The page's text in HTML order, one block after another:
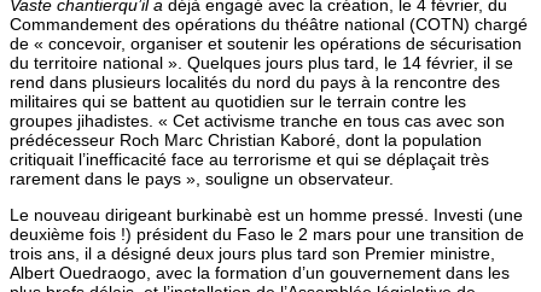
Vaste chantierqu’il a déjà engagé avec la création, le 4 février, du
Commandement des opérations du théâtre national (COTN) chargé
de « concevoir, organiser et soutenir les opérations de sécurisation
du territoire national ». Quelques jours plus tard, le 14 février, il se
rend dans plusieurs localités du nord du pays à la rencontre des
militaires qui se battent au quotidien sur le terrain contre les
groupes jihadistes. « Cet activisme tranche en tous cas avec son
prédécesseur Roch Marc Christian Kaboré, dont la population
critiquait l’inefficacité face au terrorisme et qui se déplaçait très
rarement dans le pays », souligne un observateur.
Le nouveau dirigeant burkinabè est un homme pressé. Investi (une
deuxième fois !) président du Faso le 2 mars pour une transition de
trois ans, il a désigné deux jours plus tard son Premier ministre,
Albert Ouedraogo, avec la formation d’un gouvernement dans les